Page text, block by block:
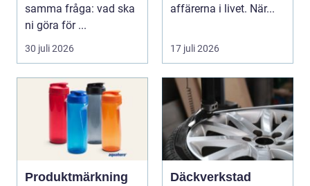
samma fråga: vad ska
ni göra för ...
30 juli 2026
affärerna i livet. När...
17 juli 2026
Produktmärkning
Däckverkstad